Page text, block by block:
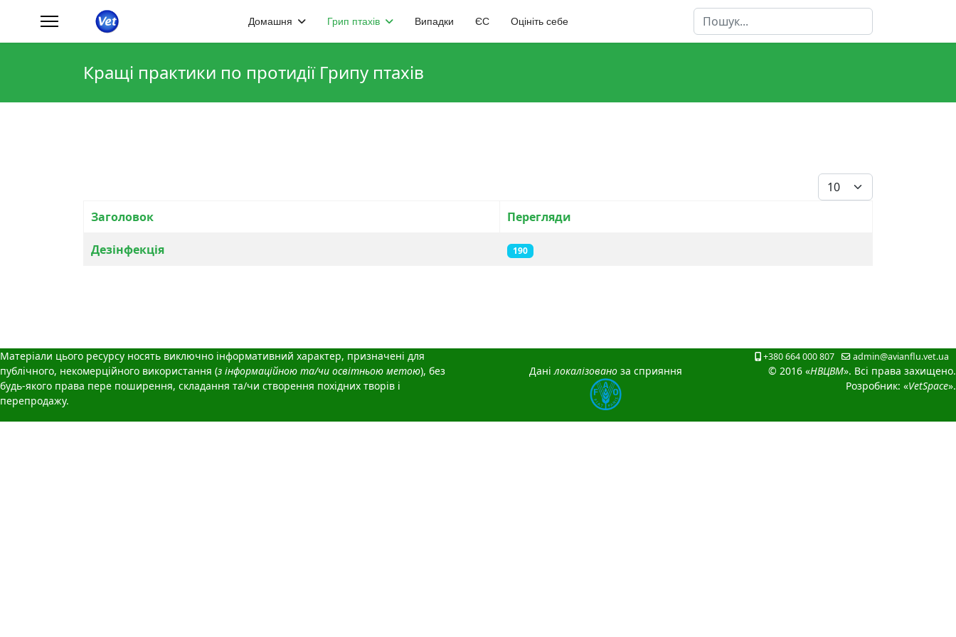
Домашня Грип птахів Випадки ЄС Оцініть себе Пошук
Кращі практики по протидії Грипу птахів
Показувати
Заголовок Перегляди
Дезінфекція 190
Матеріали цього ресурсу носять виключно інформативний характер, призначені для
публічного, некомерційного використання (з інформаційною та/чи освітньою метою), без
будь-якого права пере поширення, складання та/чи створення похідних творів і
перепродажу.
+380 664 000 807 admin@avianflu.vet.ua
Данілокалізованоза сприяння © 2016 «НВЦВМ». Всі права захищено.
Розробник: «VetSpace».